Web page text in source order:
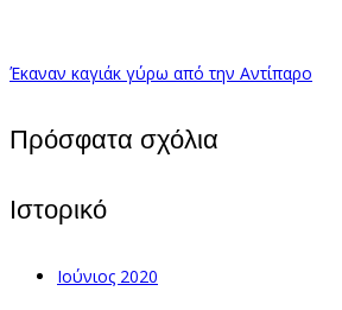
Έκαναν καγιάκ γύρω από την Αντίπαρο
Πρόσφατα σχόλια
Ιστορικό
Ιούνιος 2020